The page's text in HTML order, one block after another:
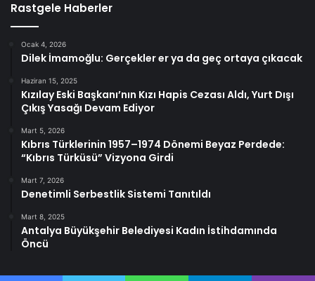
Rastgele Haberler
Ocak 4, 2026
Dilek İmamoğlu: Gerçekler er ya da geç ortaya çıkacak
Haziran 15, 2025
Kızılay Eski Başkanı’nın Kızı Hapis Cezası Aldı, Yurt Dışı
Çıkış Yasağı Devam Ediyor
Mart 5, 2026
Kıbrıs Türklerinin 1957–1974 Dönemi Beyaz Perdede:
“Kıbrıs Türküsü” Vizyona Girdi
Mart 7, 2026
Denetimli Serbestlik Sistemi Tanıtıldı
Mart 8, 2025
Antalya Büyükşehir Belediyesi Kadın İstihdamında
Öncü